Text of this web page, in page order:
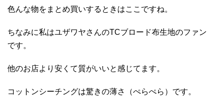
色んな物をまとめ買いするときはここですね。
ちなみに私はユザワヤさんのTCブロード布生地のファン
です。
他のお店より安くて質がいいと感じてます。
コットンシーチングは驚きの薄さ（ぺらぺら）です。